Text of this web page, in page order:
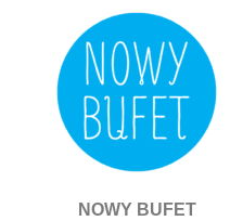
NOWY BUFET